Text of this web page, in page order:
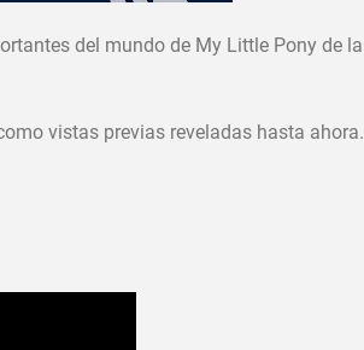
del mundo de My Little Pony de la
vistas previas reveladas hasta ahora.